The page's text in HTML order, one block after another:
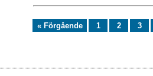
« Förgående 1 2 3